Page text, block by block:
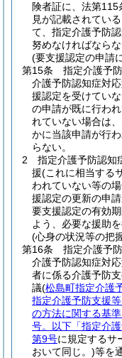
険者証に、法第
見が記載されてい
て、指定介護予防
努めなければならな
(要支援認定の申請
第15条
指定介護予
介護予防認知症対
援認定を受けてい
の申請が既に行わ
れていない場合は
かに当該申請が行
らない。
2
指定介護予防認知
援(これに相当する
われていない等の
援認定の更新の申
要支援認定の有効
よう、必要な援助
(心身の状況等の把
第16条
指定介護予
介護予防認知症対
者に係る介護予防
議(松島町指定介護
指定介護予防支援
の方法に関する基
号。以下「指定介
第9号に規定するサ
おいて同じ。)等を